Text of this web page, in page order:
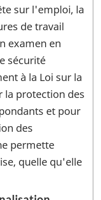
sur l'emploi, la
de travail
examen en
sécurité
à la Loi sur la
la protection des
et pour
des
permette
quelle qu'elle